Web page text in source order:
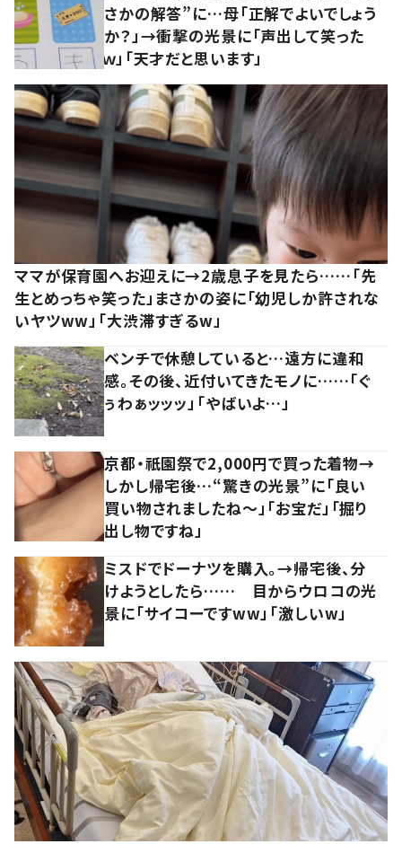
さかの解答”に…母「正解でよいでしょう
か？」→衝撃の光景に「声出して笑った
ｗ」「天才だと思います」
ママが保育園へお迎えに→2歳息子を見たら……「先
生とめっちゃ笑った」まさかの姿に「幼児しか許されな
いヤツww」「大渋滞すぎるw」
ベンチで休憩していると…遠方に違和
感。その後、近付いてきたモノに……「ぐ
ぅわぁッッッ」「やばいよ…」
京都・祇園祭で2,000円で買った着物→
しかし帰宅後…“驚きの光景”に「良い
買い物されましたね～」「お宝だ」「掘り
出し物ですね」
ミスドでドーナツを購入。→帰宅後、分
けようとしたら…… 目からウロコの光
景に「サイコーですww」「激しいw」